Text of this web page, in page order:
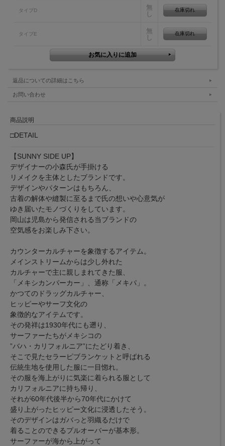
タイプD
無
し
在庫切れ
タイプE
無
し
在庫切れ
返品についての詳細はこちら
お問い合わせ
商品説明
□DETAIL
【SUNNY SIDE UP】
デザイナーの小森氏が手掛ける
リメイクを主体としたブランドです。
デザインやパターンはもちろん、
古着の解体や縫製に至るまで氏の想いや心意気が
ゆき届いたモノづくりをしています。
岡山は児島から発信される当ブランドの
空気感をお楽しみ下さい。
カウンターカルチャーを象徴するアイテム。
メインストリームからは少し外れた
カルチャーで主に親しまれてきた服、
「メキシカンパーカー」、通称「メキパ」。
かつてのドラッグカルチャー、
ヒッピーやサーフ文化の
象徴的なアイテムです。
その発祥は1930年代にも遡り、
サーファーたちがメキシコの
”バハ・カリフォルニア”にたどり着き、
そこで見たセラーピブランケットと呼ばれる
伝統生地を使用した服に一目惚れ。
その服を海上がりに気楽に着られる服として
カリフォルニアに持ち帰り、
それが60年代後半から70年代にかけて
盛り上がったヒッピー文化に浸透したそう。
そのデザインはガバっと羽織るだけで
着ることのできるプルオーバーが基本形。
サーファーが海から上がって